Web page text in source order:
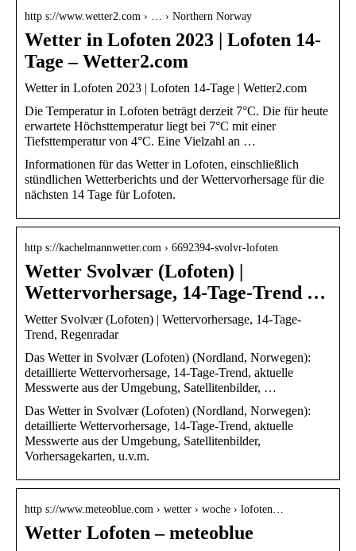
http s://www.wetter2.com › … › Northern Norway
Wetter in Lofoten 2023 | Lofoten 14-
Tage – Wetter2.com
Wetter in Lofoten 2023 | Lofoten 14-Tage | Wetter2.com
Die Temperatur in Lofoten beträgt derzeit 7°C. Die für heute
erwartete Höchsttemperatur liegt bei 7°C mit einer
Tiefsttemperatur von 4°C. Eine Vielzahl an …
Informationen für das Wetter in Lofoten, einschließlich
stündlichen Wetterberichts und der Wettervorhersage für die
nächsten 14 Tage für Lofoten.
http s://kachelmannwetter.com › 6692394-svolvr-lofoten
Wetter Svolvær (Lofoten) |
Wettervorhersage, 14-Tage-Trend …
Wetter Svolvær (Lofoten) | Wettervorhersage, 14-Tage-
Trend, Regenradar
Das Wetter in Svolvær (Lofoten) (Nordland, Norwegen):
detaillierte Wettervorhersage, 14-Tage-Trend, aktuelle
Messwerte aus der Umgebung, Satellitenbilder, …
Das Wetter in Svolvær (Lofoten) (Nordland, Norwegen):
detaillierte Wettervorhersage, 14-Tage-Trend, aktuelle
Messwerte aus der Umgebung, Satellitenbilder,
Vorhersagekarten, u.v.m.
http s://www.meteoblue.com › wetter › woche › lofoten…
Wetter Lofoten – meteoblue